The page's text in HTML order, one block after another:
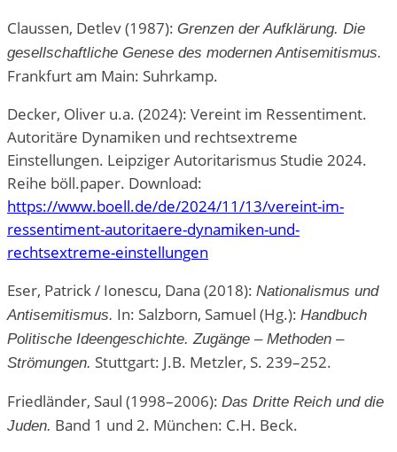
Claussen, Detlev (1987): Grenzen der Aufklärung. Die
gesellschaftliche Genese des modernen Antisemitismus.
Frankfurt am Main: Suhrkamp.
Decker, Oliver u.a. (2024): Vereint im Ressentiment.
Autoritäre Dynamiken und rechtsextreme
Einstellungen. Leipziger Autoritarismus Studie 2024.
Reihe böll.paper. Download:
https://www.boell.de/de/2024/11/13/vereint-im-
ressentiment-autoritaere-dynamiken-und-
rechtsextreme-einstellungen
Eser, Patrick / Ionescu, Dana (2018): Nationalismus und
Antisemitismus. In: Salzborn, Samuel (Hg.): Handbuch
Politische Ideengeschichte. Zugänge – Methoden –
Strömungen. Stuttgart: J.B. Metzler, S. 239–252.
Friedländer, Saul (1998–2006): Das Dritte Reich und die
Juden. Band 1 und 2. München: C.H. Beck.